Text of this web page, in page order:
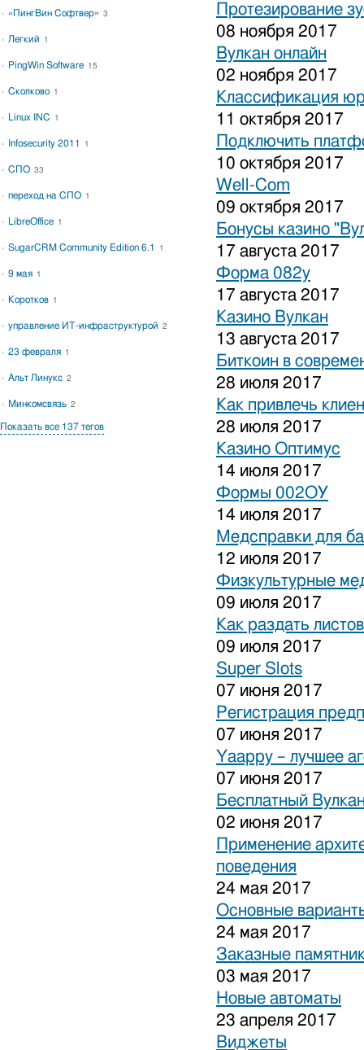
Протезирование
08 ноября 2017
Вулкан онлайн
02 ноября 2017
Классификация
11 октября 2017
Подключить
10 октября 2017
Well-Com
09 октября 2017
Бонусы казино
17 августа 2017
Форма 082у
17 августа 2017
Казино Вулкан
13 августа 2017
Биткоин в
28 июля 2017
Как привлечь
28 июля 2017
Казино Оптимус
14 июля 2017
Формы 002ОУ
14 июля 2017
Медсправки для
12 июля 2017
Физкультурные
09 июля 2017
Как раздать
09 июля 2017
Super Slots
07 июня 2017
Регистрация
07 июня 2017
Yaappy – лучшее
07 июня 2017
Бесплатный
02 июня 2017
Применение
поведения
24 мая 2017
Основные
24 мая 2017
Заказные
03 мая 2017
Новые автоматы
23 апреля 2017
Виджеты
«ПингВин Софтвер» 3
Легкий 1
PingWin Software 15
Сколково 1
Linux INC 1
Infosecurity 2011 1
СПО 33
переход на СПО 1
LibreOffice 1
SugarCRM Community Edition 6.1 1
9 мая 1
Коротков 1
управление ИТ-инфраструктурой 2
23 февраля 1
Альт Линукс 2
Минкомсвязь 2
Показать все 137 тегов